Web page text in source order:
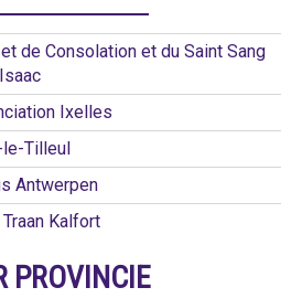
de Consolation et du Saint Sang
Ixelles
le-Tilleul
Antwerpen
Kalfort
PROVINCIE